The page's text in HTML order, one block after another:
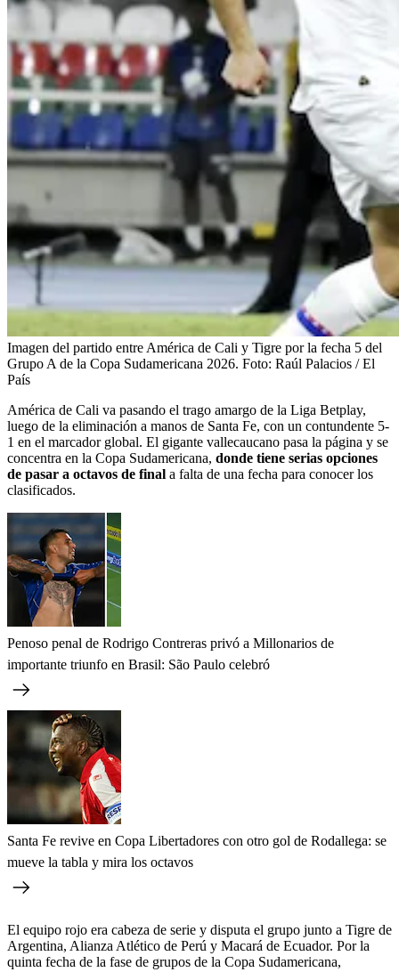
Imagen del partido entre América de Cali y Tigre por la fecha 5 del
Grupo A de la Copa Sudamericana 2026. Foto: Raúl Palacios / El
País
América de Cali va pasando el trago amargo de la Liga Betplay,
luego de la eliminación a manos de Santa Fe, con un contundente 5-
1 en el marcador global. El gigante vallecaucano pasa la página y se
concentra en la Copa Sudamericana, donde tiene serias opciones
de pasar a octavos de final a falta de una fecha para conocer los
clasificados.
Penoso penal de Rodrigo Contreras privó a Millonarios de
importante triunfo en Brasil: São Paulo celebró
Santa Fe revive en Copa Libertadores con otro gol de Rodallega: se
mueve la tabla y mira los octavos
El equipo rojo era cabeza de serie y disputa el grupo junto a Tigre de
Argentina, Alianza Atlético de Perú y Macará de Ecuador. Por la
quinta fecha de la fase de grupos de la Copa Sudamericana,